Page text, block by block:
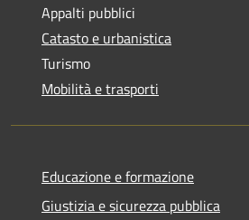
Appalti pubblici
Catasto e urbanistica
Turismo
Mobilità e trasporti
Educazione e formazione
Giustizia e sicurezza pubblica